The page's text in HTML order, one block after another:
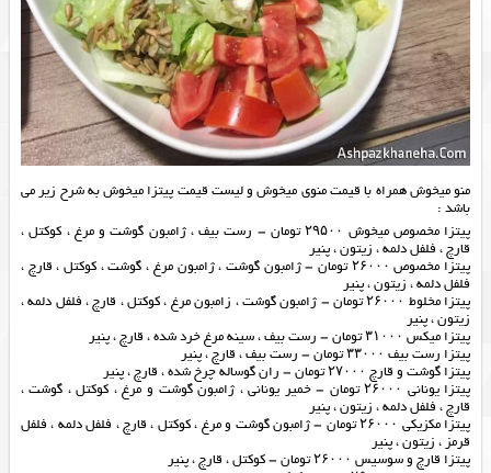
منو میخوش همراه با قیمت منوی میخوش و لیست قیمت پیتزا میخوش به شرح زیر می
باشد :
پیتزا مخصوص میخوش ۲۹۵۰۰ تومان – رست بیف ، ژامبون گوشت و مرغ ، کوکتل ،
قارچ ، فلفل دلمه ، زیتون ، پنیر
پیتزا مخصوص ۲۶۰۰۰ تومان – ژامبون گوشت ، ژامبون مرغ ، گوشت ، کوکتل ، قارچ ،
فلفل دلمه ، زیتون ، پنیر
پیتزا مخلوط ۲۶۰۰۰ تومان – ژامبون گوشت ، زامبون مرغ ، کوکتل ، قارچ ، فلفل دلمه ،
زیتون ، پنیر
پیتزا میکس ۳۱۰۰۰ تومان – رست بیف ، سینه مرغ خرد شده ، قارچ ، پنیر
پیتزا رست بیف ۳۳۰۰۰ تومان – رست بیف ، قارچ ، پنیر
پیتزا گوشت و قارچ ۲۷۰۰۰ تومان – ران گوساله چرخ شده ، قارچ ، پنیر
پیتزا یونانی ۲۶۰۰۰ تومان – خمیر یونانی ، ژامبون گوشت و مرغ ، کوکتل ، گوشت ،
قارچ ، فلفل دلمه ، زیتون ، پنیر
پیتزا مکزیکی ۲۶۰۰۰ تومان – ژامبون گوشت و مرغ ، کوکتل ، قارچ ، فلفل دلمه ، فلفل
قرمز ، زیتون ، پنیر
پیتزا قارچ و سوسیس ۲۶۰۰۰ تومان – کوکتل ، قارچ ، پنیر